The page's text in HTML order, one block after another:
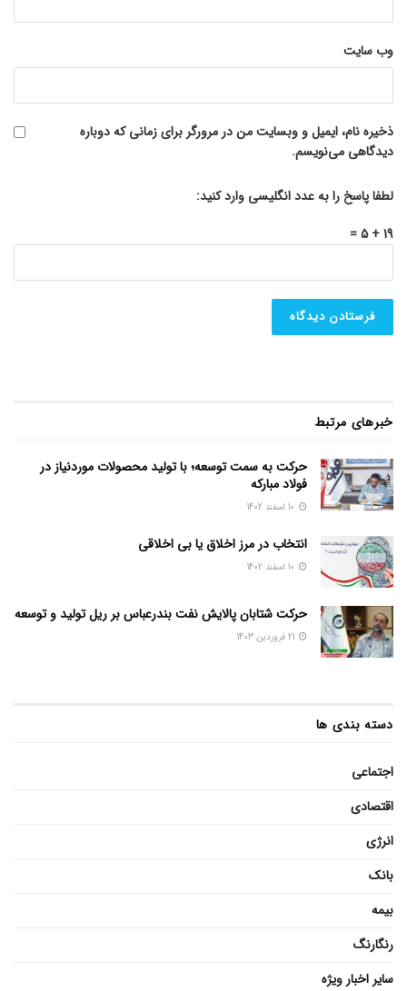
وب‌ سایت
ذخیره نام، ایمیل و وبسایت من در مرورگر برای زمانی که دوباره
دیدگاهی می‌نویسم.
لطفا پاسخ را به عدد انگلیسی وارد کنید:
19 + 5 =
خبرهای مرتبط
حرکت به سمت توسعه؛ با تولید محصولات موردنیاز در
فولاد مبارکه
انتخاب در مرز اخلاق یا بی اخلاقی
حرکت شتابان پالایش نفت بندرعباس بر ریل تولید و توسعه
دسته بندی ها
اجتماعی
اقتصادی
انرژی
بانک
بیمه
رنگارنگ
سایر اخبار ویژه